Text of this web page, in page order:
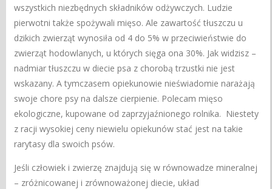
wszystkich niezbędnych składników odżywczych. Ludzie
pierwotni także spożywali mięso. Ale zawartość tłuszczu u
dzikich zwierząt wynosiła od 4 do 5% w przeciwieństwie do
zwierząt hodowlanych, u których sięga ona 30%. Jak widzisz –
nadmiar tłuszczu w diecie psa z chorobą trzustki nie jest
wskazany. A tymczasem opiekunowie nieświadomie narażają
swoje chore psy na dalsze cierpienie. Polecam mięso
ekologiczne, kupowane od zaprzyjaźnionego rolnika. Niestety
z racji wysokiej ceny niewielu opiekunów stać jest na takie
rarytasy dla swoich psów.
Jeśli człowiek i zwierzę znajdują się w równowadze mineralnej
– zróżnicowanej i zrównoważonej diecie, układ